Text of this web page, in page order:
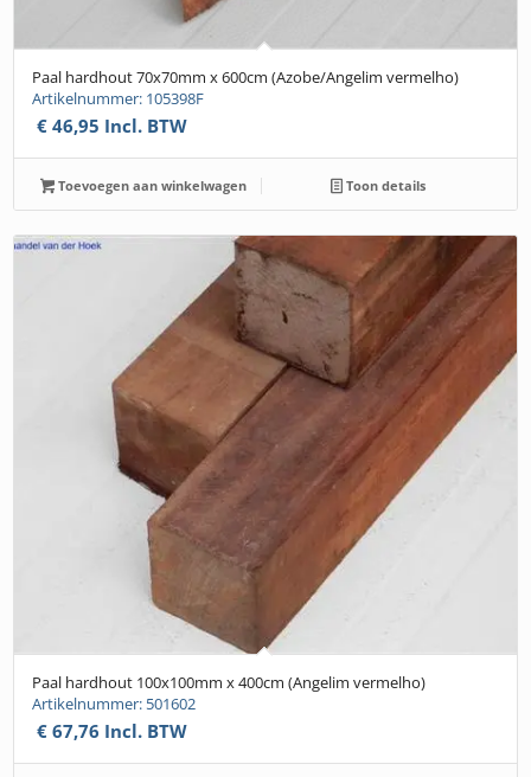
Paal hardhout 70x70mm x 600cm (Azobe/Angelim vermelho)
Artikelnummer: 105398F
€ 46,95 Incl. BTW
Toevoegen aan winkelwagen Toon details
Paal hardhout 100x100mm x 400cm (Angelim vermelho)
Artikelnummer: 501602
€ 67,76 Incl. BTW